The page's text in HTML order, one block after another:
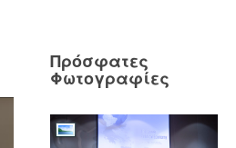
Πρόσφατες
Φωτογραφίες